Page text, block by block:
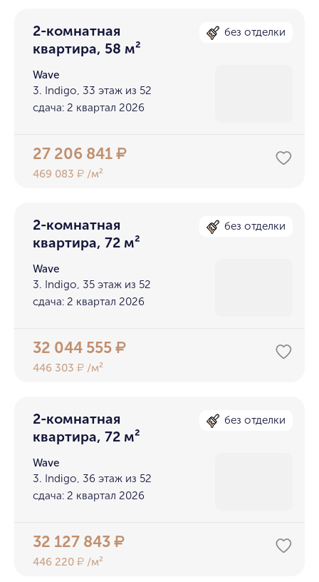
2-комнатная
квартира, 58 м²
без отделки
Wave
3. Indigo, 33 этаж из 52
сдача: 2 квартал 2026
27 206 841₽
469 083₽ /м²
2-комнатная
квартира, 72 м²
без отделки
Wave
3. Indigo, 35 этаж из 52
сдача: 2 квартал 2026
32 044 555₽
446 303₽ /м²
2-комнатная
квартира, 72 м²
без отделки
Wave
3. Indigo, 36 этаж из 52
сдача: 2 квартал 2026
32 127 843₽
446 220₽ /м²